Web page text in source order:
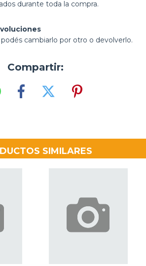
durante toda la compra.
cambiarlo por otro o devolverlo.
Compartir:
SIMILARES